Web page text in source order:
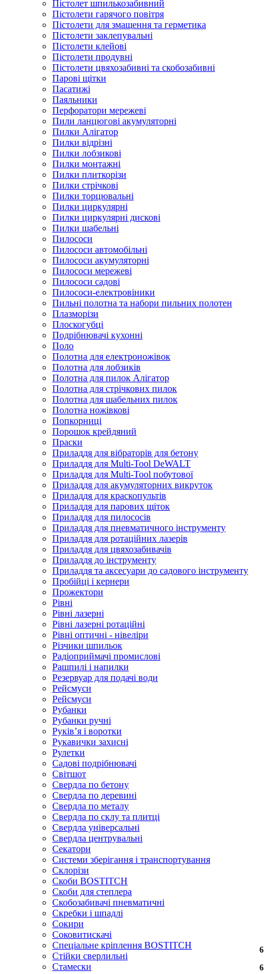
Пістолет шпилькозабивний
Пістолети гарячого повітря
Пістолети для змащення та герметика
Пістолети заклепувальні
Пістолети клейові
Пістолети продувні
Пістолети цвяхозабивні та скобозабивні
Парові щітки
Пасатижі
Паяльники
Перфоратори мережеві
Пили ланцюгові акумуляторні
Пилки Алігатор
Пилки відрізні
Пилки лобзикові
Пилки монтажні
Пилки плиткорізи
Пилки стрічкові
Пилки торцювальні
Пилки циркулярні
Пилки циркулярні дискові
Пилки шабельні
Пилососи
Пилососи автомобільні
Пилососи акумуляторні
Пилососи мережеві
Пилососи садові
Пилососи-електровіники
Пильні полотна та набори пильних полотен
Плазморізи
Плоскогубці
Подрібнювачі кухонні
Поло
Полотна для електроножівок
Полотна для лобзиків
Полотна для пилок Алігатор
Полотна для стрічкових пилок
Полотна для шабельних пилок
Полотна ножівкові
Попкорниці
Порошок крейдяний
Праски
Приладдя для вібраторів для бетону
Приладдя для Multi-Tool DeWALT
Приладдя для Multi-Tool побутової
Приладдя для акумуляторних викруток
Приладдя для краскопультів
Приладдя для парових щіток
Приладдя для пилососів
Приладдя для пневматичного інструменту
Приладдя для ротаційних лазерів
Приладдя для цвяхозабивачів
Приладдя до інструменту
Приладдя та аксесуари до садового інструменту
Пробійці і кернери
Прожектори
Рівні
Рівні лазерні
Рівні лазерні ротаційні
Рівні оптичні - нівеліри
Різчики шпильок
Радіоприймачі промислові
Рашпилі і напилки
Резервуар для подачі води
Рейсмуси
Рейсмуси
Рубанки
Рубанки ручні
Руківʼя і воротки
Рукавички захисні
Рулетки
Садові подрібнювачі
Світшот
Свердла по бетону
Свердла по деревині
Свердла по металу
Свердла по склу та плитці
Свердла універсальні
Свердла центрувальні
Секатори
Системи зберігання і транспортування
Склорізи
Скоби BOSTITCH
Скоби для степлера
Скобозабивачі пневматичні
Скребки і шпадлі
Сокири
Соковитискачі
Спеціальне кріплення BOSTITCH
Стійки сверлильні
Стамески
6
6
6
6
6
6